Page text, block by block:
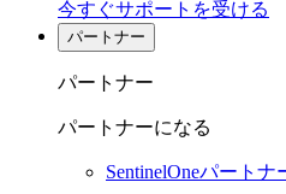
今すぐサポートを受ける
パートナー
パートナー
パートナーになる
SentinelOneパートナ